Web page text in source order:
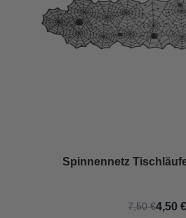
Spinnennetz
7,50 €4,50 €